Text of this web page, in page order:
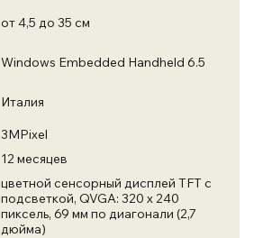
от 4,5 до 35 см
Windows Embedded Handheld 6.5
Италия
3MPixel
12 месяцев
цветной сенсорный дисплей TFT с
подсветкой, QVGA: 320 x 240
пиксель, 69 мм по диагонали (2,7
дюйма)